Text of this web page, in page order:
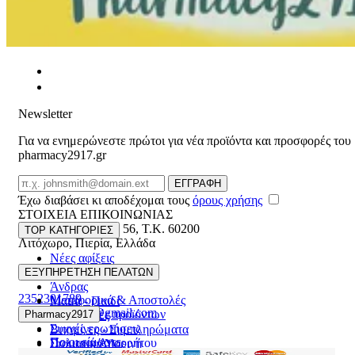
Newsletter
Για να ενημερώνεστε πρώτοι για νέα προϊόντα και προσφορές του
pharmacy2917.gr
Email
ΕΓΓΡΑΦΗ
Έχω διαβάσει κι αποδέχομαι τους όρους χρήσης
ΣΤΟΙΧΕΙΑ ΕΠΙΚΟΙΝΩΝΙΑΣ
Βασ. Κωνσταντίνου 56, T.K. 60200
Λιτόχωρο,Πιερία,Ελλάδα
ΓΕΜΗ:165892448000
2352301789
pharmacy2917@gmail.com
TOP ΚΑΤΗΓΟΡΙΕΣ
Νέες αφίξεις
Γυναίκα
Άνδρας
Μαμά - Παιδί
Προσφορές
Βιταμίνες - Συμπληρώματα
Στοματική Υγιεινή
ΕΞΥΠΗΡΕΤΗΣΗ ΠΕΛΑΤΩΝ
Μεταφορικά & Αποστολές
Επιστροφές προϊόντων
Συχνές ερωτήσεις
Πολιτική Απορρήτου
Pharmacy2917
Ποιοι είμαστε